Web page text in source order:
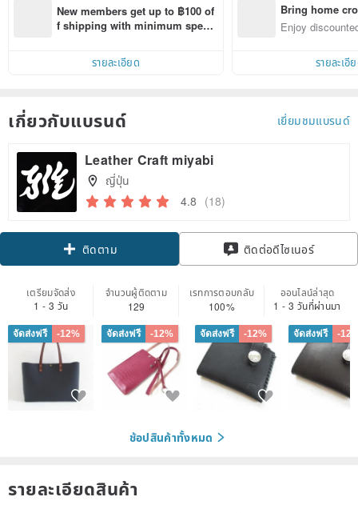
New members get up to ฿100 of
f shipping with minimum spen
within 7 days!
รายละเอียด
Bring home
n with ease
Enjoy
รายละเอี
เกี่ยวกับแบรนด์ เยี่ยมชมแบรนด์
Leather Craft miyabi
ญี่ปุ่น
4.8 (18)
ติดตาม
ติดต่อดีไซเนอร์
เตรียมจัดส่ง
1 - 3 วัน
จำนวนผู้ติดตาม
129
เรทการตอบกลับ
100%
ออนไลน์ล่าสุด
1 - 3 วันที่ผ่านมา
จัดส่งฟรี -12% จัดส่งฟรี -12% จัดส่งฟรี -12% จัดส่งฟรี -
ช้อปสินค้าทั้งหมด
รายละเอียดสินค้า